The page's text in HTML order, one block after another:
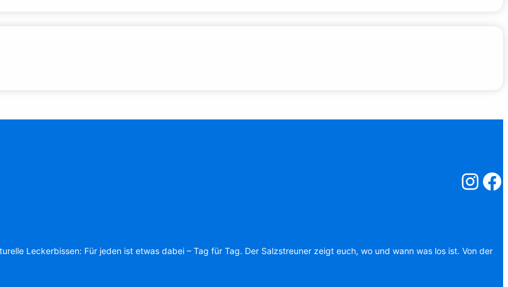
Leckerbissen: Für jeden ist etwas dabei – Tag für Tag. Der Salzstreuner zeigt euch, wo und wann was los ist. Von der